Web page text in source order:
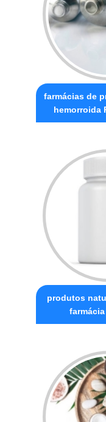
farmácias de
hemorroida
produtos